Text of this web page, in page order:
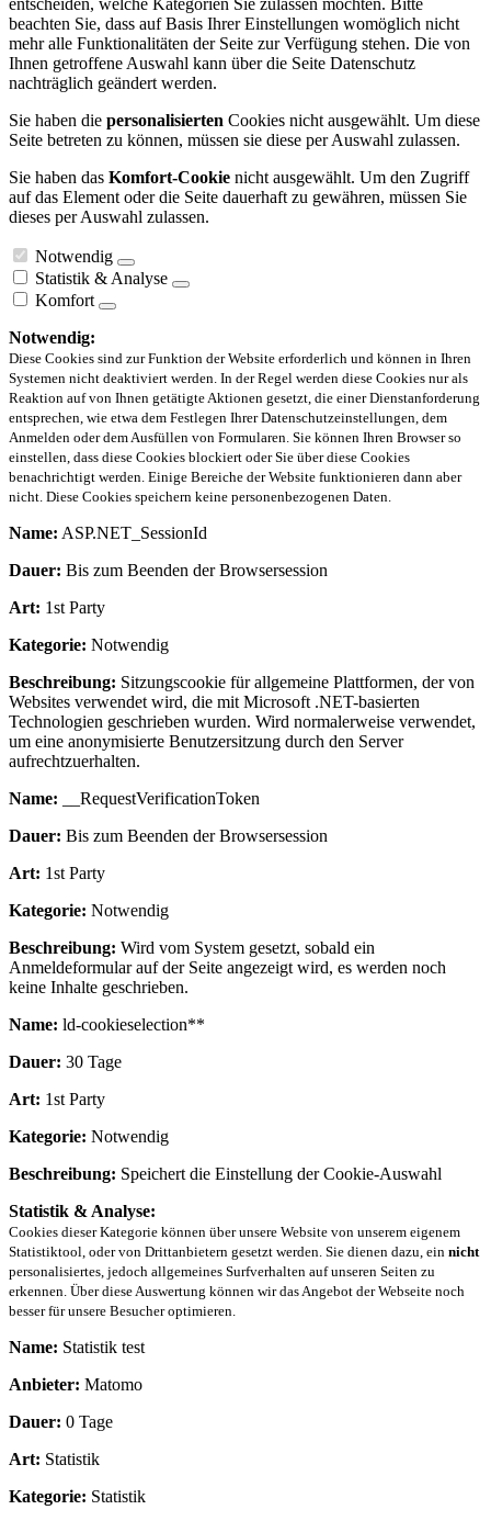
entscheiden, welche Kategorien Sie zulassen möchten. Bitte
beachten Sie, dass auf Basis Ihrer Einstellungen womöglich nicht
mehr alle Funktionalitäten der Seite zur Verfügung stehen. Die von
Ihnen getroffene Auswahl kann über die Seite Datenschutz
nachträglich geändert werden.
Sie haben die personalisierten Cookies nicht ausgewählt. Um diese
Seite betreten zu können, müssen sie diese per Auswahl zulassen.
Sie haben das Komfort-Cookie nicht ausgewählt. Um den Zugriff
auf das Element oder die Seite dauerhaft zu gewähren, müssen Sie
dieses per Auswahl zulassen.
Notwendig
Statistik & Analyse
Komfort
Notwendig:
Diese Cookies sind zur Funktion der Website erforderlich und können in Ihren
Systemen nicht deaktiviert werden. In der Regel werden diese Cookies nur als
Reaktion auf von Ihnen getätigte Aktionen gesetzt, die einer Dienstanforderung
entsprechen, wie etwa dem Festlegen Ihrer Datenschutzeinstellungen, dem
Anmelden oder dem Ausfüllen von Formularen. Sie können Ihren Browser so
einstellen, dass diese Cookies blockiert oder Sie über diese Cookies
benachrichtigt werden. Einige Bereiche der Website funktionieren dann aber
nicht. Diese Cookies speichern keine personenbezogenen Daten.
Name: ASP.NET_SessionId
Dauer: Bis zum Beenden der Browsersession
Art: 1st Party
Kategorie: Notwendig
Beschreibung: Sitzungscookie für allgemeine Plattformen, der von
Websites verwendet wird, die mit Microsoft .NET-basierten
Technologien geschrieben wurden. Wird normalerweise verwendet,
um eine anonymisierte Benutzersitzung durch den Server
aufrechtzuerhalten.
Name: __RequestVerificationToken
Dauer: Bis zum Beenden der Browsersession
Art: 1st Party
Kategorie: Notwendig
Beschreibung: Wird vom System gesetzt, sobald ein
Anmeldeformular auf der Seite angezeigt wird, es werden noch
keine Inhalte geschrieben.
Name: ld-cookieselection**
Dauer: 30 Tage
Art: 1st Party
Kategorie: Notwendig
Beschreibung: Speichert die Einstellung der Cookie-Auswahl
Statistik & Analyse:
Cookies dieser Kategorie können über unsere Website von unserem eigenem
Statistiktool, oder von Drittanbietern gesetzt werden. Sie dienen dazu, ein nicht
personalisiertes, jedoch allgemeines Surfverhalten auf unseren Seiten zu
erkennen. Über diese Auswertung können wir das Angebot der Webseite noch
besser für unsere Besucher optimieren.
Name: Statistik test
Anbieter: Matomo
Dauer: 0 Tage
Art: Statistik
Kategorie: Statistik